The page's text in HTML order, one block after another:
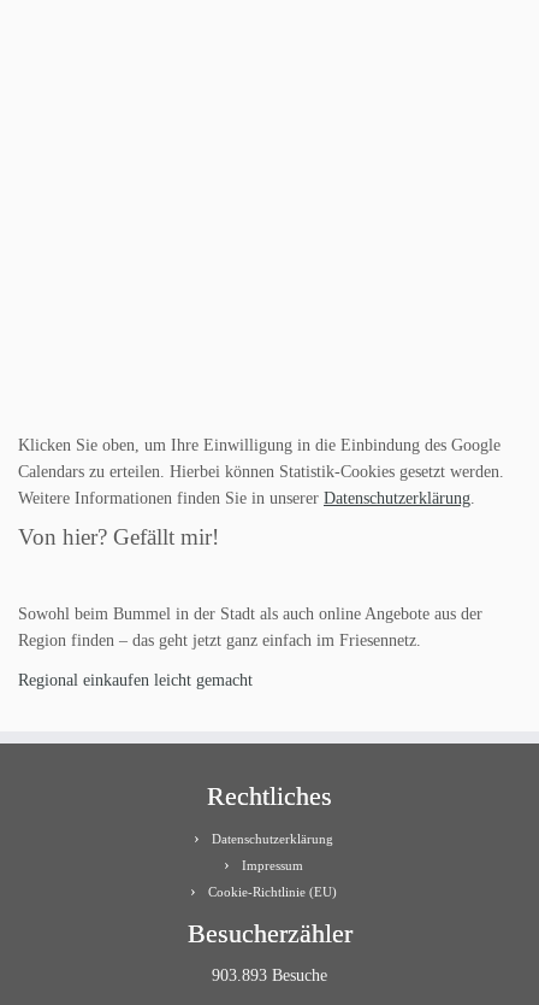
Klicken Sie oben, um Ihre Einwilligung in die Einbindung des Google
Calendars zu erteilen. Hierbei können Statistik-Cookies gesetzt werden.
Weitere Informationen finden Sie in unserer Datenschutzerklärung.
Von hier? Gefällt mir!
Sowohl beim Bummel in der Stadt als auch online Angebote aus der
Region finden – das geht jetzt ganz einfach im Friesennetz.
Regional einkaufen leicht gemacht
Rechtliches
Datenschutzerklärung
Impressum
Cookie-Richtlinie (EU)
Besucherzähler
903.893 Besuche